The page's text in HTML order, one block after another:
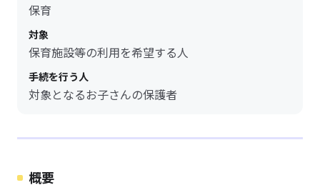
保育
対象
保育施設等の利用を希望する人
手続を行う人
対象となるお子さんの保護者
概要